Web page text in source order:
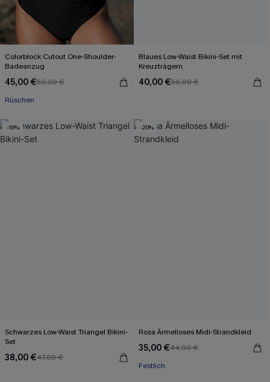
Colorblock Cutout One-Shoulder-
Badeanzug
45,00 €50,00 €
Rüschen
Blaues Low-Waist Bikini-Set mit
Kreuzträgern
40,00 €50,00 €
-19%
Schwarzes Low-Waist Triangel Bikini-
Set
38,00 €47,00 €
-20%
Rosa Ärmelloses Midi-Strandkleid
35,00 €44,00 €
Festlich